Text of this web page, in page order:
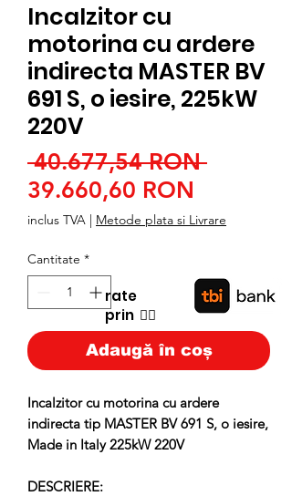
Incalzitor cu
motorina cu ardere
indirecta MASTER BV
691 S, o iesire, 225kW
220V
40.677,54 RON Preț
39.660,60 RON
redus
inclus TVA | Metode plata si Livrare
Cantitate *
Adaugă în coș
Incalzitor cu motorina cu ardere
indirecta tip MASTER BV 691 S, o iesire,
Made in Italy 225kW 220V
DESCRIERE:
rate
prin 👉🏿